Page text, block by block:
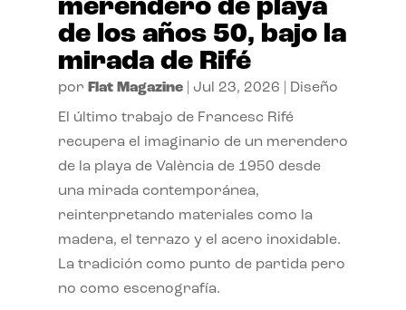
merendero de playa
de los años 50, bajo la
mirada de Rifé
por Flat Magazine| Jul 23, 2026 Diseño
El último trabajo de Francesc Rifé
recupera el imaginario de un merendero
de la playa de València de 1950 desde
una mirada contemporánea,
reinterpretando materiales como la
madera, el terrazo y el acero inoxidable.
La tradición como punto de partida pero
no como escenografía.